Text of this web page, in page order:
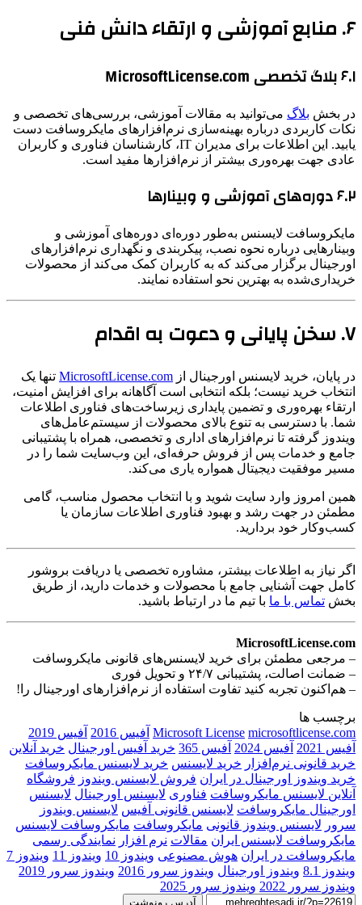
۶. منابع آموزشی و ارتقاء دانش فنی
۶.۱ بلاگ تخصصی MicrosoftLicense.com
در بخش بلاگ می‌توانید به مقالات آموزشی، بررسی‌های تخصصی و
نکات کاربردی درباره بهینه‌سازی نرم‌افزارهای مایکروسافت دست
یابید. این اطلاعات برای مدیران IT، کارشناسان فناوری و کاربران
عادی جهت بهره‌وری بیشتر از نرم‌افزارها مفید است.
۶.۲ دوره‌های آموزشی و وبینارها
مایکروسافت لایسنس به‌طور دوره‌ای دوره‌های آموزشی و
وبینارهایی درباره نحوه نصب، پیکربندی و نگهداری نرم‌افزارهای
اورجینال برگزار می‌کند که به کاربران کمک می‌کند از محصولات
خریداری‌شده به بهترین نحو استفاده نمایند.
۷. سخن پایانی و دعوت به اقدام
در پایان، خرید لایسنس اورجینال از MicrosoftLicense.com تنها یک
انتخاب خرید نیست؛ بلکه انتخابی است آگاهانه برای افزایش امنیت،
ارتقاء بهره‌وری و تضمین پایداری زیرساخت‌های فناوری اطلاعات
شما. با دسترسی به تنوع بالای محصولات از سیستم‌عامل‌های
ویندوز گرفته تا نرم‌افزارهای اداری و تخصصی، همراه با پشتیبانی
جامع و خدمات پس از فروش حرفه‌ای، این وب‌سایت شما را در
مسیر موفقیت دیجیتال همواره یاری می‌کند.
همین امروز وارد سایت شوید و با انتخاب محصول مناسب، گامی
مطمئن در جهت رشد و بهبود فناوری اطلاعات سازمان یا
کسب‌وکار خود بردارید.
اگر نیاز به اطلاعات بیشتر، مشاوره تخصصی یا دریافت بروشور
کامل جهت آشنایی جامع با محصولات و خدمات دارید، از طریق
بخش تماس با ما با تیم ما در ارتباط باشید.
MicrosoftLicense.com
– مرجعی مطمئن برای خرید لایسنس‌های قانونی مایکروسافت
– ضمانت اصالت، پشتیبانی ۲۴/۷ و تحویل فوری
– هم‌اکنون تجربه کنید تفاوت استفاده از نرم‌افزارهای اورجینال را!
برچسب ها
Microsoft License microsoftlicense.com آفیس 2016
آفیس 2019
آفیس 2021
آفیس 2024 آفیس 365 خرید آفیس اورجینال خرید آنلاین
خرید قانونی نرم‌افزار خرید لایسنس خرید لایسنس مایکروسافت
خرید ویندوز اورجینال در ایران فروش لایسنس ویندوز فروشگاه
آنلاین لایسنس مایکروسافت فناوری لایسنس اورجینال لایسنس
اورجینال مایکروسافت لایسنس قانونی آفیس لایسنس ویندوز
سرور لایسنس ویندوز قانونی مایکروسافت مایکروسافت لایسنس
مایکروسافت لایسنس ایران مقالات نرم‌ افزار نمایندگی رسمی
مایکروسافت در ایران هوش مصنوعی ویندوز 10 ویندوز 11
ویندوز 7
ویندوز 8.1
ویندوز اورجینال ویندوز سرور 2016
ویندوز سرور 2019
ویندوز سرور 2022
ویندوز سرور 2025
آدرس رونوشت